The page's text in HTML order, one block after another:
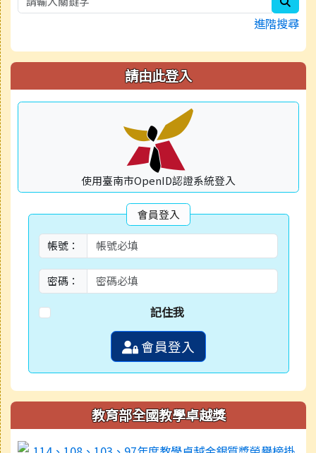
進階搜尋
請由此登入
使用臺南市OpenID認證系統登入
會員登入
帳號：
密碼：
記住我
會員登入
教育部全國教學卓越獎